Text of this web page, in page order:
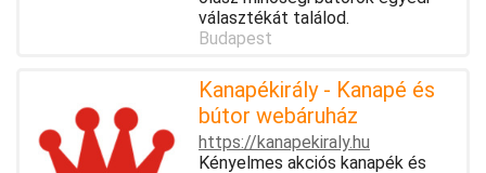
választékát találod.
Budapest
Kanapékirály - Kanapé és
bútor webáruház
https://kanapekiraly.hu
Kényelmes akciós kanapék és